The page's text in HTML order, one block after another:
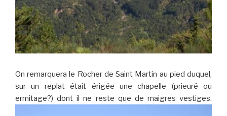
On remarquera le Rocher de Saint Martin au pied duquel,
sur un replat était érigée une chapelle (prieuré ou
ermitage?) dont il ne reste que de maigres vestiges.